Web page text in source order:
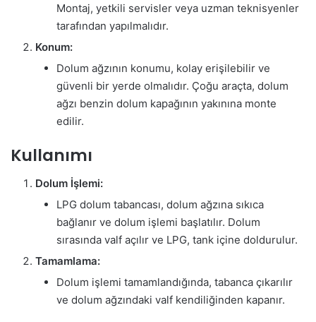
Montaj, yetkili servisler veya uzman teknisyenler
tarafından yapılmalıdır.
Konum:
Dolum ağzının konumu, kolay erişilebilir ve
güvenli bir yerde olmalıdır. Çoğu araçta, dolum
ağzı benzin dolum kapağının yakınına monte
edilir.
Kullanımı
Dolum İşlemi:
LPG dolum tabancası, dolum ağzına sıkıca
bağlanır ve dolum işlemi başlatılır. Dolum
sırasında valf açılır ve LPG, tank içine doldurulur.
Tamamlama:
Dolum işlemi tamamlandığında, tabanca çıkarılır
ve dolum ağzındaki valf kendiliğinden kapanır.